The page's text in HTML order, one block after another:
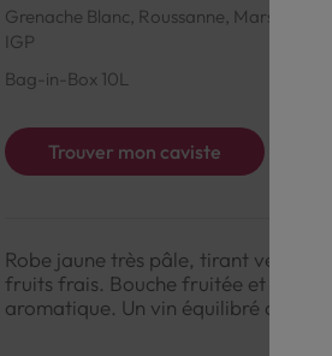
Grenache Blanc, Roussanne, Marsanne
IGP
Bag-in-Box 10L
Trouver mon caviste
Robe jaune très pâle, tirant vers le
fruits frais. Bouche fruitée et
aromatique. Un vin équilibré avec